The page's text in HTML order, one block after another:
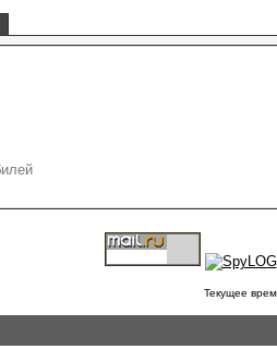
Текущее